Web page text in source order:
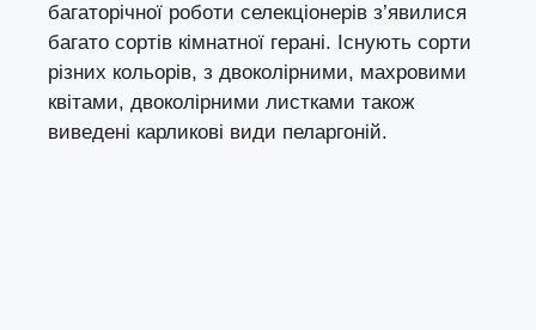
багаторічної роботи селекціонерів з’явилися
багато сортів кімнатної герані. Існують сорти
різних кольорів, з двоколірними, махровими
квітами, двоколірними листками також
виведені карликові види пеларгоній.